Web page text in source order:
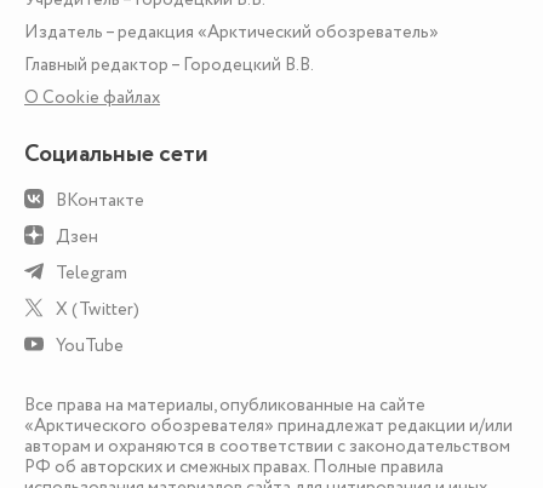
Издатель – редакция «Арктический обозреватель»
Главный редактор – Городецкий В.В.
О Сookie файлах
Социальные сети
ВКонтакте
Дзен
Telegram
X (Twitter)
YouTube
Все права на материалы, опубликованные на сайте
«Арктического обозревателя» принадлежат редакции и/или
авторам и охраняются в соответствии с законодательством
РФ об авторских и смежных правах. Полные правила